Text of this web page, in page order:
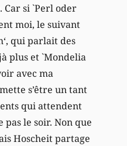
Car si `Perl oder
moi, le suivant
qui parlait des
plus et `Mondelia
avec ma
s’être un tant
qui attendent
le soir. Non que
Hoscheit partage